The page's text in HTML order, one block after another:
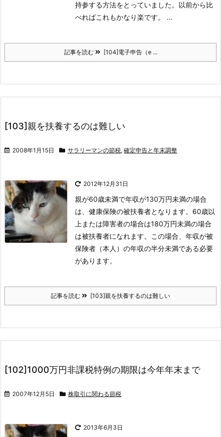
持参する方法をとっていました。以前から比
べればこれもかなり楽です。 ...
記事を読む [104]電子申告（e ...
[103]親を扶養するのは難しい
2008年1月15日 サラリーマンの節税, 確定申告と年末調整
2012年12月31日
親が60歳未満で年収が130万円未満の場合
は、健康保険の被扶養者となります。60歳以
上または障害者の場合は180万円未満の場合
は被扶養者になれます。この場合、年収が被
保険者（本人）の年収の半分未満である必要
があります。
記事を読む [103]親を扶養するのは難しい
[102]1000万円非課税特例の期限は今年年末まで
2007年12月5日 株取引に関わる節税
2013年6月3日